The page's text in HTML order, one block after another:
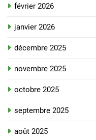
février 2026
janvier 2026
décembre 2025
novembre 2025
octobre 2025
septembre 2025
août 2025